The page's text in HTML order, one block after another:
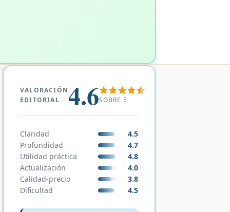
VALORACIÓN
EDITORIAL
4.6SOBRE 5
Claridad
4.5
Profundidad
4.7
Utilidad práctica
4.8
Actualización
4.0
Calidad-precio
3.8
Dificultad
4.5